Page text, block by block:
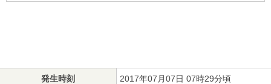
発生時刻 2017年07月07日 07時29分頃